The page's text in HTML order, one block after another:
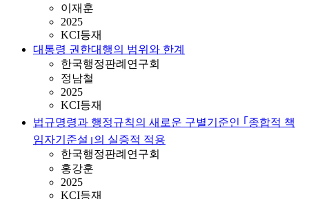
이재훈
2025
KCI등재
대통령 권한대행의 범위와 한계
한국행정판례연구회
정남철
2025
KCI등재
법규명령과 행정규칙의 새로운 구별기준인 ｢종합적 책
임자기준설｣의 실증적 적용
한국행정판례연구회
홍강훈
2025
KCI등재